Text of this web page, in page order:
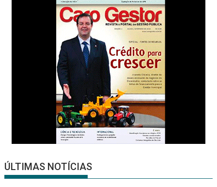
ÚLTIMAS NOTÍCIAS